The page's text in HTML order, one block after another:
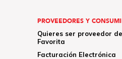
PROVEEDORES Y
Quieres ser proveedor
Favorita
Facturación Electrónica